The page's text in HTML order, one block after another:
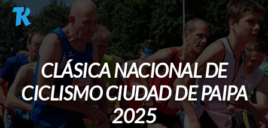
Pasar al contenido principal
CLÁSICA NACIONAL DE
CICLISMO CIUDAD DE PAIPA
2025